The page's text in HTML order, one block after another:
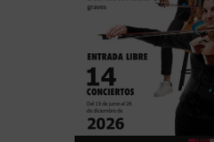
Actualidad